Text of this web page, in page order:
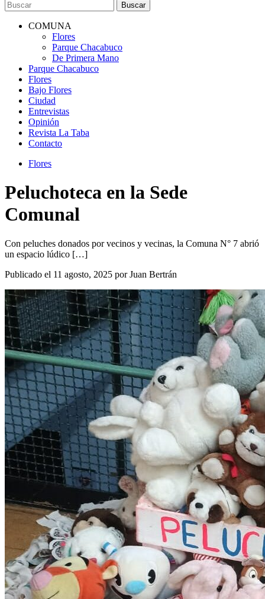
COMUNA
Flores
Parque Chacabuco
De Primera Mano
Parque Chacabuco
Flores
Bajo Flores
Ciudad
Entrevistas
Opinión
Revista La Taba
Contacto
Flores
Peluchoteca en la Sede
Comunal
Con peluches donados por vecinos y vecinas, la Comuna N° 7 abrió
un espacio lúdico […]
Publicado el 11 agosto, 2025 por Juan Bertrán